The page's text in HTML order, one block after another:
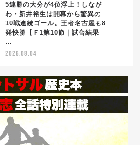
5連勝の大分が4位浮上！しなが
わ・新井裕生は開幕から驚異の
10戦連続ゴール。王者名古屋も8
発快勝【Ｆ1第10節｜試合結果
…
2026.08.04